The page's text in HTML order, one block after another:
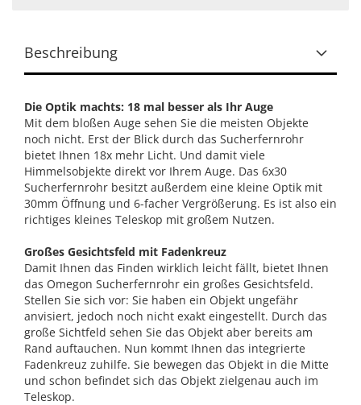
Beschreibung
Die Optik machts: 18 mal besser als Ihr Auge
Mit dem bloßen Auge sehen Sie die meisten Objekte
noch nicht. Erst der Blick durch das Sucherfernrohr
bietet Ihnen 18x mehr Licht. Und damit viele
Himmelsobjekte direkt vor Ihrem Auge. Das 6x30
Sucherfernrohr besitzt außerdem eine kleine Optik mit
30mm Öffnung und 6-facher Vergrößerung. Es ist also ein
richtiges kleines Teleskop mit großem Nutzen.
Großes Gesichtsfeld mit Fadenkreuz
Damit Ihnen das Finden wirklich leicht fällt, bietet Ihnen
das Omegon Sucherfernrohr ein großes Gesichtsfeld.
Stellen Sie sich vor: Sie haben ein Objekt ungefähr
anvisiert, jedoch noch nicht exakt eingestellt. Durch das
große Sichtfeld sehen Sie das Objekt aber bereits am
Rand auftauchen. Nun kommt Ihnen das integrierte
Fadenkreuz zuhilfe. Sie bewegen das Objekt in die Mitte
und schon befindet sich das Objekt zielgenau auch im
Teleskop.